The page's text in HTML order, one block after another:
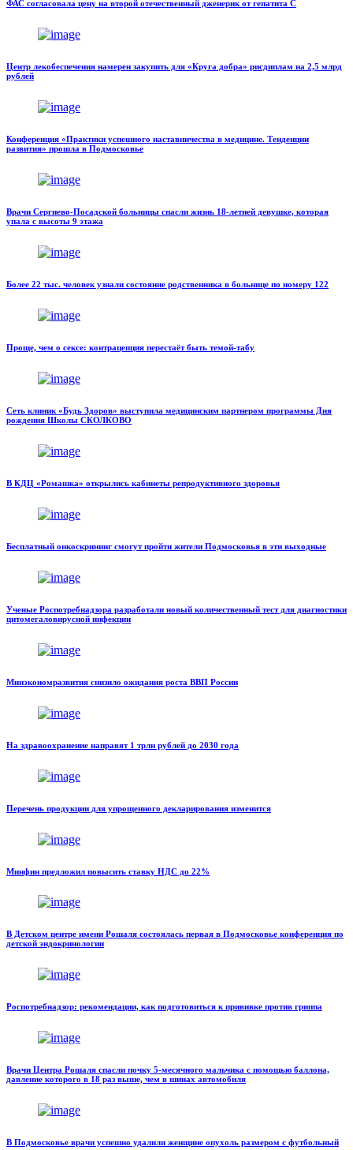
ФАС согласовала цену на второй отечественный дженерик от гепатита С
Центр лекобеспечения намерен закупить для «Круга добра» рисдиплам на 2,5 млрд
рублей
Конференция «Практики успешного наставничества в медицине. Тенденции
развития» прошла в Подмосковье
Врачи Сергиево-Посадской больницы спасли жизнь 18-летней девушке, которая
упала с высоты 9 этажа
Более 22 тыс. человек узнали состояние родственника в больнице по номеру 122
Проще, чем о сексе: контрацепция перестаёт быть темой-табу
Сеть клиник «Будь Здоров» выступила медицинским партнером программы Дня
рождения Школы СКОЛКОВО
В КДЦ «Ромашка» открылись кабинеты репродуктивного здоровья
Бесплатный онкоскрининг смогут пройти жители Подмосковья в эти выходные
Ученые Роспотребнадзора разработали новый количественный тест для диагностики
цитомегаловирусной инфекции
Минэкономразвития снизило ожидания роста ВВП России
На здравоохранение направят 1 трлн рублей до 2030 года
Перечень продукции для упрощенного декларирования изменится
Минфин предложил повысить ставку НДС до 22%
В Детском центре имени Рошаля состоялась первая в Подмосковье конференция по
детской эндокринологии
Роспотребнадзор: рекомендации, как подготовиться к прививке против гриппа
Врачи Центра Рошаля спасли почку 5-месячного мальчика с помощью баллона,
давление которого в 18 раз выше, чем в шинах автомобиля
В Подмосковье врачи успешно удалили женщине опухоль размером с футбольный